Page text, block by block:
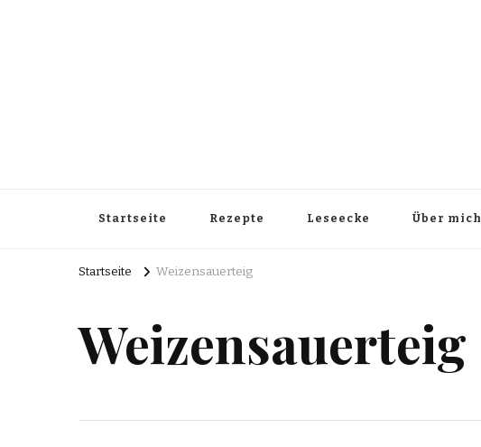
Startseite Rezepte Leseecke Über mich
Startseite Weizensauerteig
Weizensauerteig